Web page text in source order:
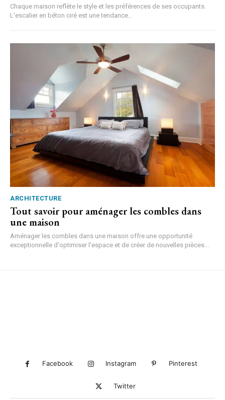
Chaque maison reflète le style et les préférences de ses occupants.
L'escalier en béton ciré est une tendance...
ARCHITECTURE
Tout savoir pour aménager les combles dans
une maison
Aménager les combles dans une maison offre une opportunité
exceptionnelle d'optimiser l'espace et de créer de nouvelles pièces...
Facebook Instagram Pinterest
Twitter